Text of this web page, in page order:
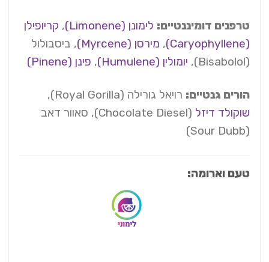
טרפנים דומיננטיים: לימונן (Limonene) ,קריופילן
,מירסן (Myrcene)
, ביסבולול
יומולין (Humulene) ,פינן (Pinene)
הורים גנטיים:רויאל גורילה (Royal Gorilla),
שוקולד דיזל
(Chocolate Diesel), סאוור דאב
טעם וארומה: